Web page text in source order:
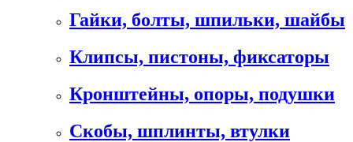
Гайки, болты, шпильки, шайбы
Клипсы, пистоны, фиксаторы
Кронштейны, опоры, подушки
Скобы, шплинты, втулки